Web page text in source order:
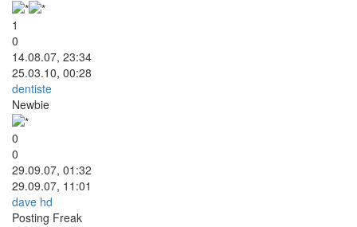
1
0
14.08.07, 23:34
25.03.10, 00:28
dentiste
Newbie
0
0
29.09.07, 01:32
29.09.07, 11:01
dave hd
Posting Freak